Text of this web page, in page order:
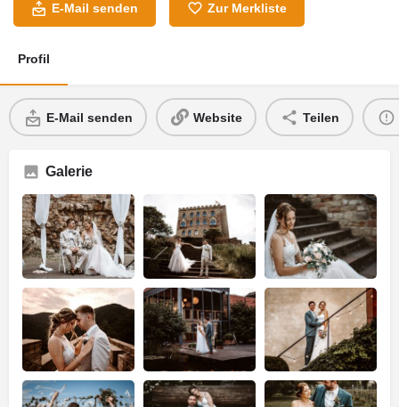
E-Mail senden Zur Merkliste
Profil
E-Mail senden Website Teilen
Galerie